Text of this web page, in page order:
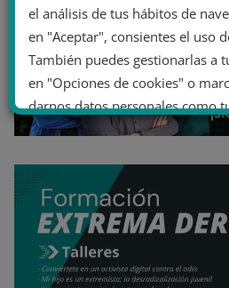
el análisis de tus hábitos de
en "Aceptar", consientes el uso
También puedes gestionarlas a
en "Opciones de cookies" o
darnos datos personales como
último, puedes leer nuestra
No dar mi información
Opciones de cookies
Rechazar cookies